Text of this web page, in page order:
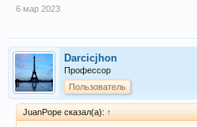
6 мар 2023
Darcicjhon
Профессор
Пользователь
JuanPope сказал(а): ↑